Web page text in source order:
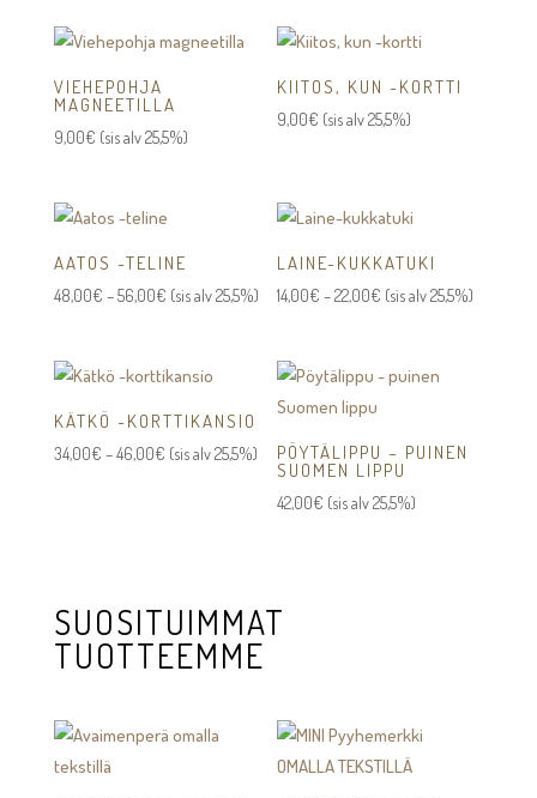
20,00€
20,00€
VIEHEPOHJA
MAGNEETILLA
9,00€ (sis alv 25,5%)
KIITOS, KUN -KORTTI
9,00€ (sis alv 25,5%)
AATOS -TELINE
48,00€ –56,00€Hintaluokka:
56,00€
(sis alv 25,5%)
LAINE-KUKKATUKI
14,00€ –22,00€ Hintaluokka:
22,00€
(sis alv 25,5%)
KÄTKÖ -KORTTIKANSIO
34,00€ –46,00€Hintaluokka:
(sis alv 25,5%) PÖYTÄLIPPU – PUINEN
SUOMEN LIPPU
42,00€ (sis alv 25,5%)
SUOSITUIMMAT
TUOTTEEMME